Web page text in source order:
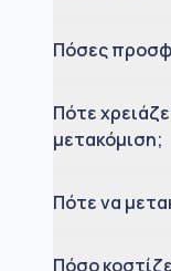
Πόσες
Πότε
μετακόμιση;
Πότε να
Πόσο